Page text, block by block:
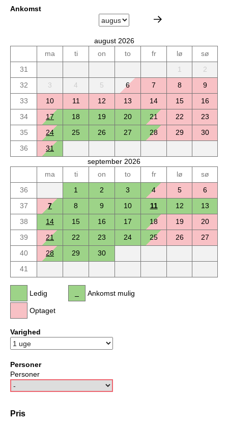
Ankomst
august 2026
ma
ti on to fr lø
sø
31
1
2
32
3 4 5 6 7 8
9
33
10 11 12 13 14 15
16
34
17 18 19 20 21 22
23
35
24 25 26 27 28 29
30
36
31
september 2026
ma
ti on to fr lø
sø
36
1 2 3 4 5
6
37
7 8 9 10 11 12
13
38
14 15 16 17 18 19
20
39
21 22 23 24 25 26
27
40
28 29
30
41
Ledig
Optaget
Ankomst mulig
Varighed
Personer
Personer
Pris